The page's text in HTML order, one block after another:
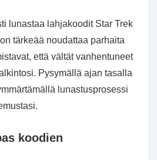
lunastaa lahjakoodit Star Trek
tärkeää noudattaa parhaita
että vältät vanhentuneet
Pysymällä ajan tasalla
lunastusprosessi
koodien